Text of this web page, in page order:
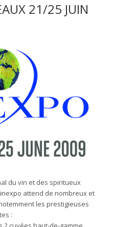
21/25 JUIN
du vin et des spiritueux
attend de nombreux et
les prestigieuses
: